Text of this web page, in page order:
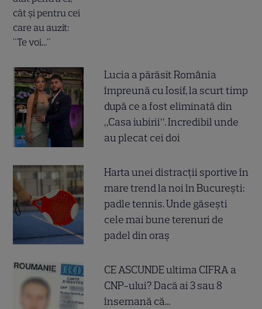
Lucia a părăsit România
împreună cu Iosif, la scurt timp
după ce a fost eliminată din
„Casa iubirii”. Incredibil unde
au plecat cei doi
Harta unei distracții sportive în
mare trend la noi în București:
padle tennis. Unde găsești
cele mai bune terenuri de
padel din oraș
CE ASCUNDE ultima CIFRA a
CNP-ului? Dacă ai 3 sau 8
însemană că...